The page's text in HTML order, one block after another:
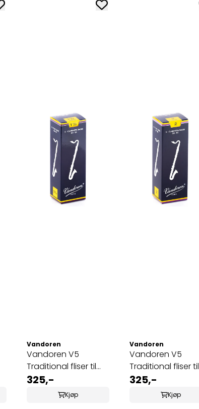
Vandoren
Vandoren V5
Traditional fliser til
bassklarinett 1 1/2
325,-
Kjøp
Vandoren
Vandoren V5
Traditional fliser til
bassklarinett 2
325,-
Kjøp